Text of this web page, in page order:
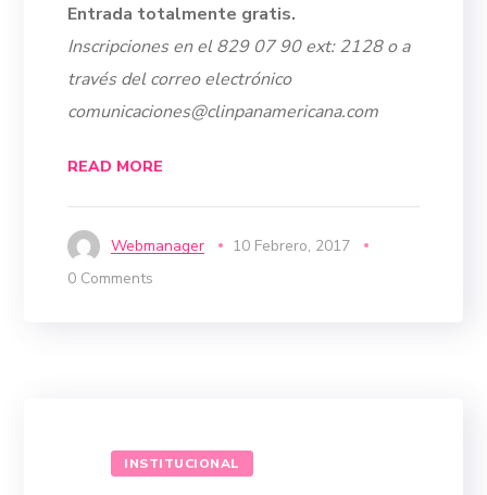
Entrada totalmente gratis.
Inscripciones en el 829 07 90 ext: 2128 o a
través del correo electrónico
comunicaciones@clinpanamericana.com
READ MORE
Webmanager
10 Febrero, 2017
0 Comments
INSTITUCIONAL